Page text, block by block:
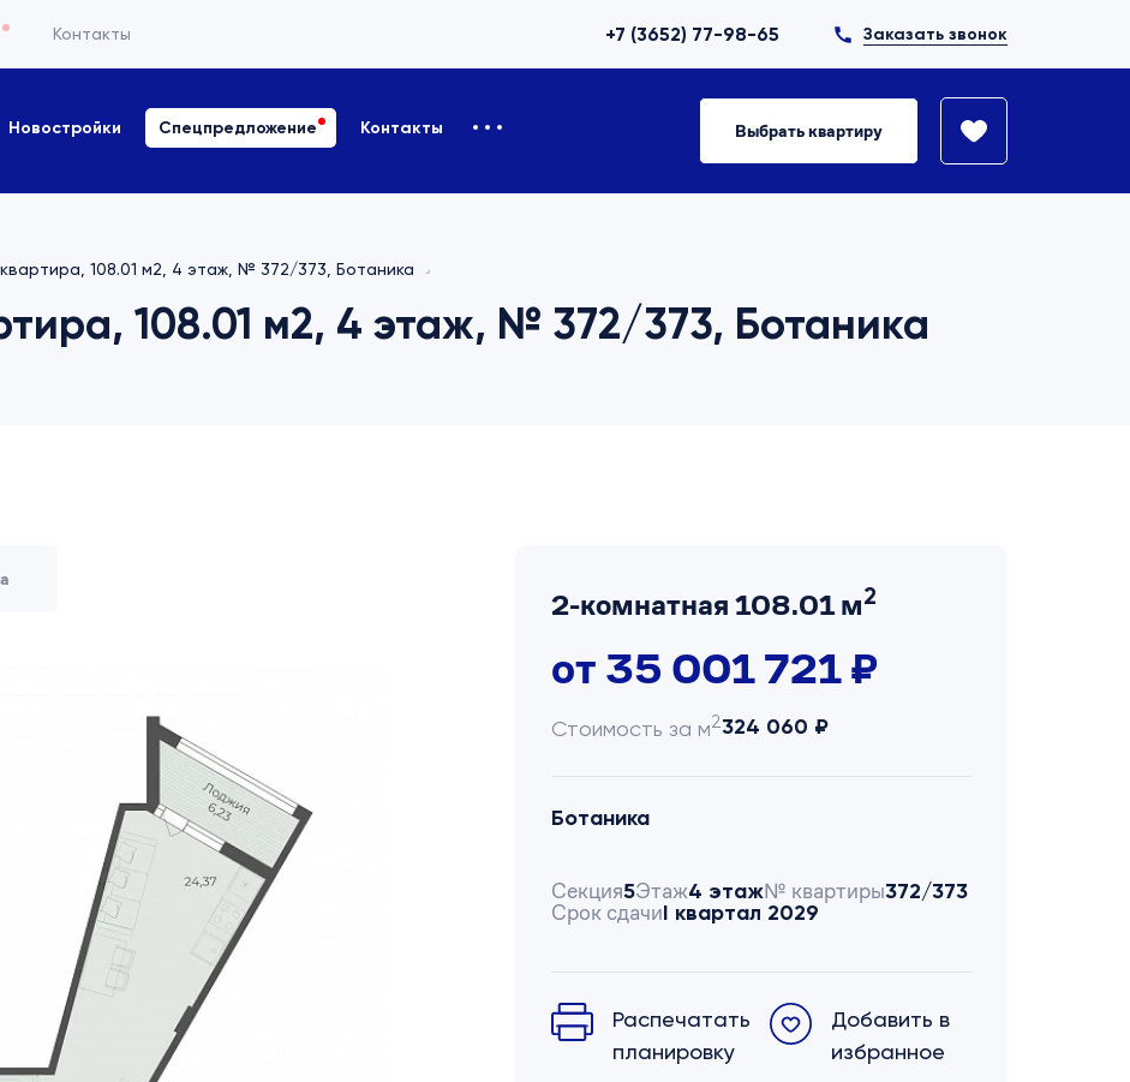
Контакты +7 (3652) 77-98-65 Заказать звонок
Новостройки Спецпредложение Контакты Выбрать квартиру
108.01 м2, 4 этаж, № 372/373, Ботаника
108.01 м2, 4 этаж, № 372/373, Ботаника
2-комнатная 108.01 м2
от 35 001 721 ₽
Стоимость за м2324 060 ₽
Ботаника
Секция5Этаж4 этаж№ квартиры372/373
Срок сдачиI квартал 2029
Распечатать
планировку
Добавить в
избранное